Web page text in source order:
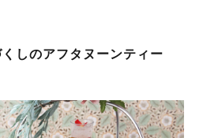
しのアフタヌーンティー